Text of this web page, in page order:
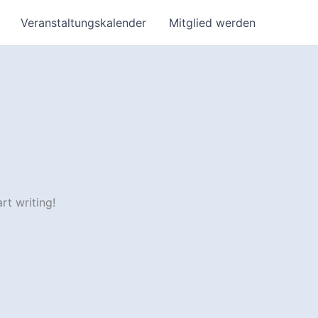
Veranstaltungskalender Mitglied werden
writing!